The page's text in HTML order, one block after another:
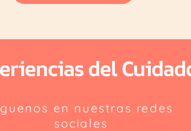
del
en nuestras redes
sociales